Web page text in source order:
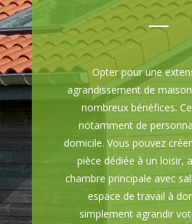
Opter pour une
agrandissement de
nombreux bénéfices.
notamment de
domicile. Vous pouvez
pièce dédiée à un loisir,
chambre principale avec
espace de travail à
simplement agrandir